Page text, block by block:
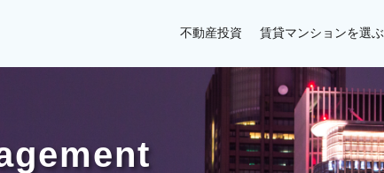
不動産投資 賃貸マンションを選ぶ